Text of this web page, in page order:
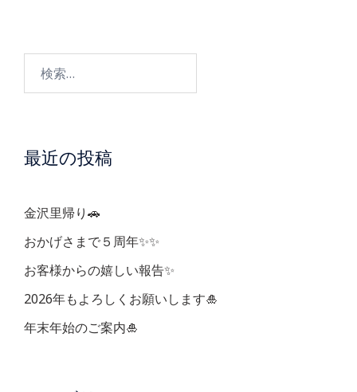
ゲ
シ
ョ
ン
最近の投稿
金沢里帰り🚗
おかげさまで５周年✨✨
お客様からの嬉しい報告✨
2026年もよろしくお願いします🎍
年末年始のご案内🎍